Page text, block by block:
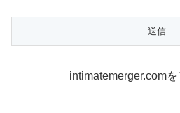
intimatemerger.com